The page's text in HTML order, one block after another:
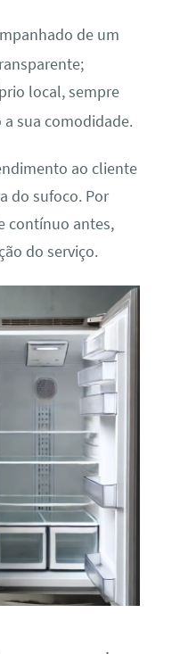
de um
local, sempre
sua comodidade.
ao cliente
do sufoco. Por
contínuo antes,
do serviço.